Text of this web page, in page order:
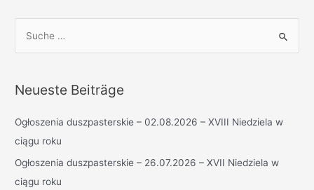
h
n
n
a
c
Neueste Beiträge
Ogłoszenia duszpasterskie – 02.08.2026 – XVIII Niedziela w
ciągu roku
Ogłoszenia duszpasterskie – 26.07.2026 – XVII Niedziela w
ciągu roku